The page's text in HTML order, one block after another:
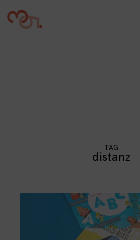
content
TAG
distanz